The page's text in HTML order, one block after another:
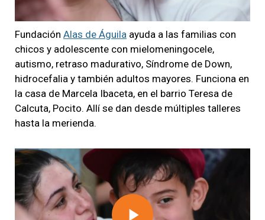
Video
Fundación Alas de Águila ayuda a las familias con
chicos y adolescente con mielomeningocele,
autismo, retraso madurativo, Síndrome de Down,
hidrocefalia y también adultos mayores. Funciona en
la casa de Marcela Ibaceta, en el barrio Teresa de
Calcuta, Pocito. Allí se dan desde múltiples talleres
hasta la merienda.